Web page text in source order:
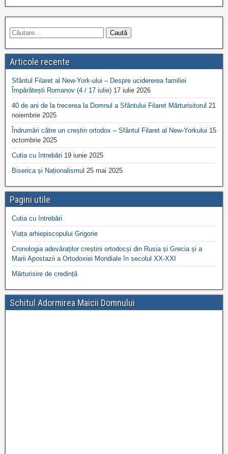
Articole recente
Sfântul Filaret al New-York-ului – Despre ucidererea familiei
Împărătești Romanov (4 / 17 iulie) 17 iulie 2026
40 de ani de la trecerea la Domnul a Sfântului Filaret Mărturisitorul 21
noiembrie 2025
Îndrumări către un creștin ortodox – Sfântul Filaret al New-Yorkului 15
octombrie 2025
Cutia cu întrebări 19 iunie 2025
Biserica și Naționalismul 25 mai 2025
Pagini utile
Cutia cu întrebări
Viața arhiepiscopului Grigorie
Cronologia adevăraților creștini ortodocși din Rusia și Grecia și a
Marii Apostazii a Ortodoxiei Mondiale în secolul XX-XXI
Mărturisire de credință
Schitul Adormirea Maicii Domnului